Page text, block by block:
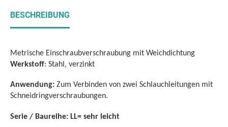
BESCHREIBUNG
Metrische Einschraubverschraubung mit Weichdichtung
Werkstoff: Stahl, verzinkt
Anwendung: Zum Verbinden von zwei Schlauchleitungen mit
Schneidringverschraubungen.
Serie / Baureihe: LL= sehr leicht